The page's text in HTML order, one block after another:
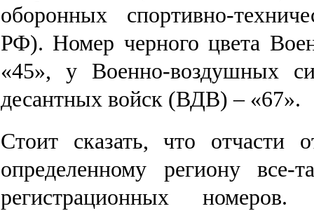
оборонных спортивно-
РФ). Номер черного цвета
«45», у Военно-воздушных
десантных войск (ВДВ) – «67».
Стоит сказать, что отчасти
определенному региону
регистрационных